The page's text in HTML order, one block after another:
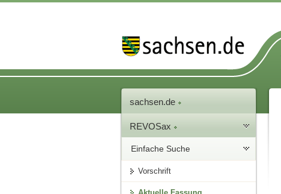
sachsen.de
REVOSax
Einfache Suche
Vorschrift